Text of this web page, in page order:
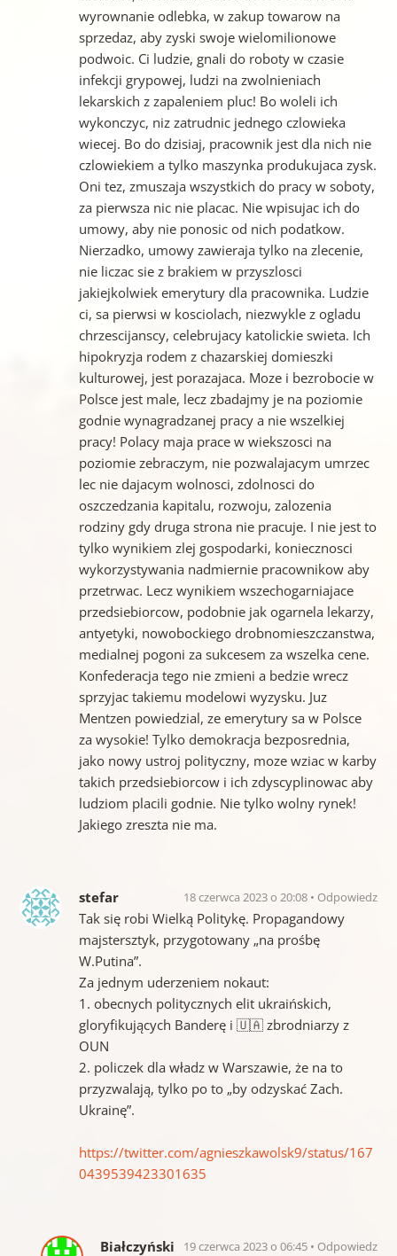
wyrownanie odlebka, w zakup towarow na
sprzedaz, aby zyski swoje wielomilionowe
podwoic. Ci ludzie, gnali do roboty w czasie
infekcji grypowej, ludzi na zwolnieniach
lekarskich z zapaleniem pluc! Bo woleli ich
wykonczyc, niz zatrudnic jednego czlowieka
wiecej. Bo do dzisiaj, pracownik jest dla nich nie
czlowiekiem a tylko maszynka produkujaca zysk.
Oni tez, zmuszaja wszystkich do pracy w soboty,
za pierwsza nic nie placac. Nie wpisujac ich do
umowy, aby nie ponosic od nich podatkow.
Nierzadko, umowy zawieraja tylko na zlecenie,
nie liczac sie z brakiem w przyszlosci
jakiejkolwiek emerytury dla pracownika. Ludzie
ci, sa pierwsi w kosciolach, niezwykle z ogladu
chrzescijanscy, celebrujacy katolickie swieta. Ich
hipokryzja rodem z chazarskiej domieszki
kulturowej, jest porazajaca. Moze i bezrobocie w
Polsce jest male, lecz zbadajmy je na poziomie
godnie wynagradzanej pracy a nie wszelkiej
pracy! Polacy maja prace w wiekszosci na
poziomie zebraczym, nie pozwalajacym umrzec
lec nie dajacym wolnosci, zdolnosci do
oszczedzania kapitalu, rozwoju, zalozenia
rodziny gdy druga strona nie pracuje. I nie jest to
tylko wynikiem zlej gospodarki, koniecznosci
wykorzystywania nadmiernie pracownikow aby
przetrwac. Lecz wynikiem wszechogarniajace
przedsiebiorcow, podobnie jak ogarnela lekarzy,
antyetyki, nowobockiego drobnomieszczanstwa,
medialnej pogoni za sukcesem za wszelka cene.
Konfederacja tego nie zmieni a bedzie wrecz
sprzyjac takiemu modelowi wyzysku. Juz
Mentzen powiedzial, ze emerytury sa w Polsce
za wysokie! Tylko demokracja bezposrednia,
jako nowy ustroj polityczny, moze wziac w karby
takich przedsiebiorcow i ich zdyscyplinowac aby
ludziom placili godnie. Nie tylko wolny rynek!
Jakiego zreszta nie ma.
stefar 18 czerwca 2023 o 20:08 Odpowiedz
Tak się robi Wielką Politykę. Propagandowy
majstersztyk, przygotowany „na prośbę
W.Putina”.
Za jednym uderzeniem nokaut:
1. obecnych politycznych elit ukraińskich,
gloryfikujących Banderę i 🇺🇦 zbrodniarzy z
OUN
2. policzek dla władz w Warszawie, że na to
przyzwalają, tylko po to „by odzyskać Zach.
Ukrainę”.
https://twitter.com/agnieszkawolsk9/status/167
0439539423301635
Białczyński 19 czerwca 2023 o 06:45 Odpowiedz